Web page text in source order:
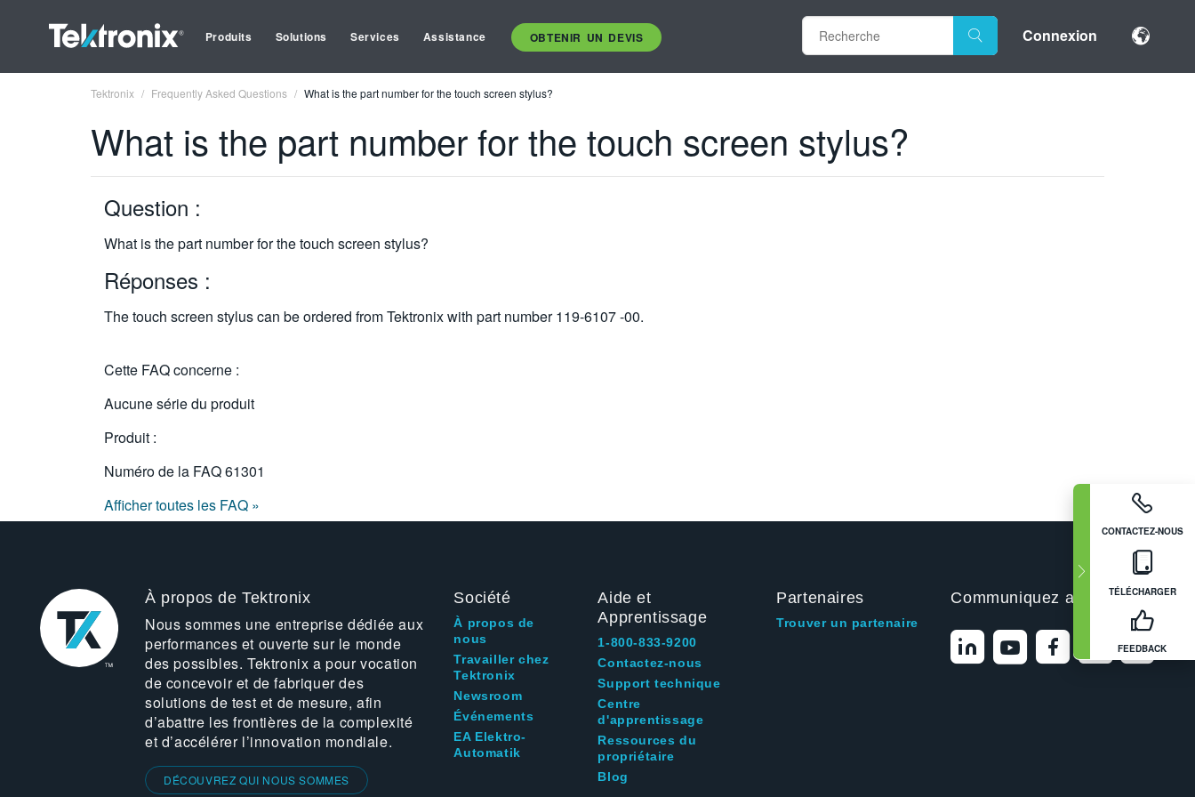
Produits Solutions Services Assistance OBTENIR UN DEVIS Connexion
CONTACTEZ-NOUS
TÉLÉCHARGER
FEEDBACK
Tektronix Frequently Asked Questions What is the part number for the touch screen stylus?
What is the part number for the touch screen stylus?
Question :
What is the part number for the touch screen stylus?
Réponses :
The touch screen stylus can be ordered from Tektronix with part number 119-6107 -00.
Cette FAQ concerne :
Aucune série du produit
Produit :
Numéro de la FAQ61301
Afficher toutes les FAQ »
À propos de Tektronix
Nous sommes une entreprise dédiée aux
performances et ouverte sur le monde
des possibles. Tektronix a pour vocation
de concevoir et de fabriquer des
solutions de test et de mesure, afin
d’abattre les frontières de la complexité
et d’accélérer l’innovation mondiale.
DÉCOUVREZ QUI NOUS SOMMES
Société
À propos de
nous
Travailler chez
Tektronix
Newsroom
Événements
EA Elektro-
Automatik
Aide et
Apprentissage
1-800-833-9200
Contactez-nous
Support technique
Centre
d'apprentissage
Ressources du
propriétaire
Blog
Partenaires
Trouver un partenaire
Communiquez avec nous